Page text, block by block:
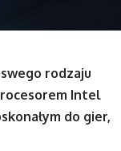
rodzaju
Intel
do gier,